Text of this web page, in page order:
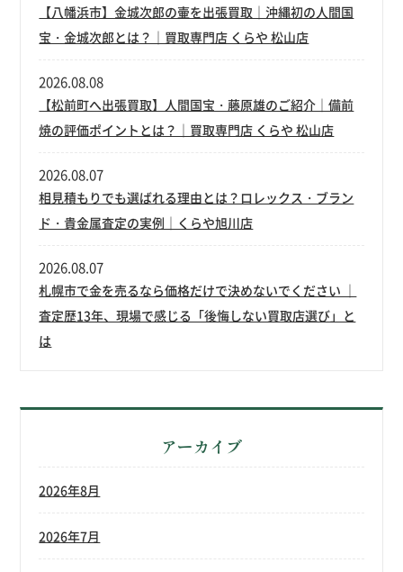
【八幡浜市】金城次郎の壷を出張買取｜沖縄初の人間国
宝・金城次郎とは？｜買取専門店 くらや 松山店
【松前町へ出張買取】人間国宝・藤原雄のご紹介｜備前
焼の評価ポイントとは？｜買取専門店 くらや 松山店
2026.08.08
相見積もりでも選ばれる理由とは？ロレックス・ブラン
ド・貴金属査定の実例｜くらや旭川店
2026.08.07
札幌市で金を売るなら価格だけで決めないでください ｜
査定歴13年、現場で感じる「後悔しない買取店選び」と
は
2026.08.07
アーカイブ
2026年8月
2026年7月